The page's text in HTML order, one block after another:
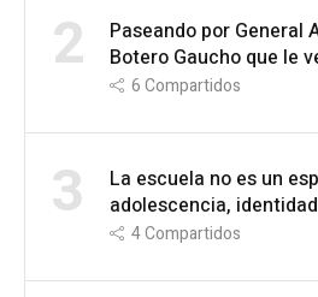
2
Paseando por General
Botero Gaucho que le
6Compartidos
3
La escuela no es un
adolescencia,
4Compartidos